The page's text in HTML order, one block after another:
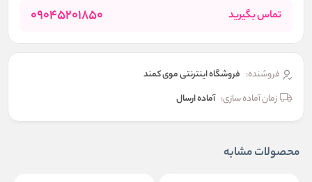
تماس بگیرید 09045201850
فروشنده: فروشگاه اینترنتی موی کمند
زمان آماده سازی: آماده ارسال
محصولات مشابه